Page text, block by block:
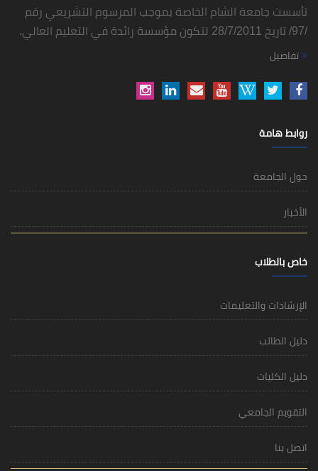
تأسست جامعة الشام الخاصة بموجب المرسوم التشريعي رقم
/97/ تاريخ 28/7/2011 لتكون مؤسسة رائدة في التعليم العالي.
تفاصيل
روابط هامة
حول الجامعة
الأخبار
خاص بالطلاب
الإرشادات والتعليمات
دليل الطالب
دليل الكليات
التقويم الجامعي
اتصل بنا